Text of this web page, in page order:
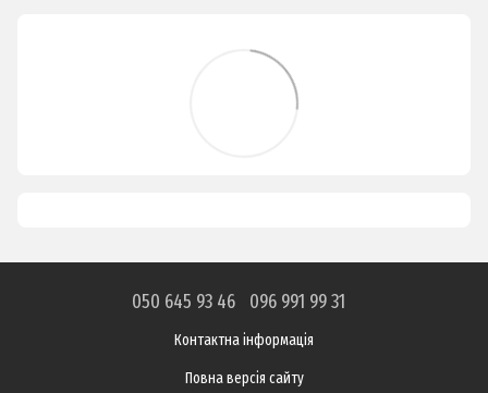
050 645 93 46 096 991 99 31
Контактна інформація
Повна версія сайту